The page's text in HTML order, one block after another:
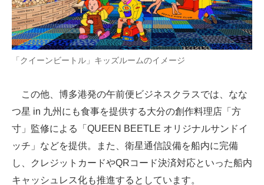
「クイーンビートル」キッズルームのイメージ
この他、博多港発の午前便ビジネスクラスでは、なな
つ星 in 九州にも食事を提供する大分の創作料理店「方
寸」監修による「QUEEN BEETLE オリジナルサンドイ
ッチ」などを提供。また、衛星通信設備を船内に完備
し、クレジットカードやQRコード決済対応といった船内
キャッシュレス化も推進するとしています。